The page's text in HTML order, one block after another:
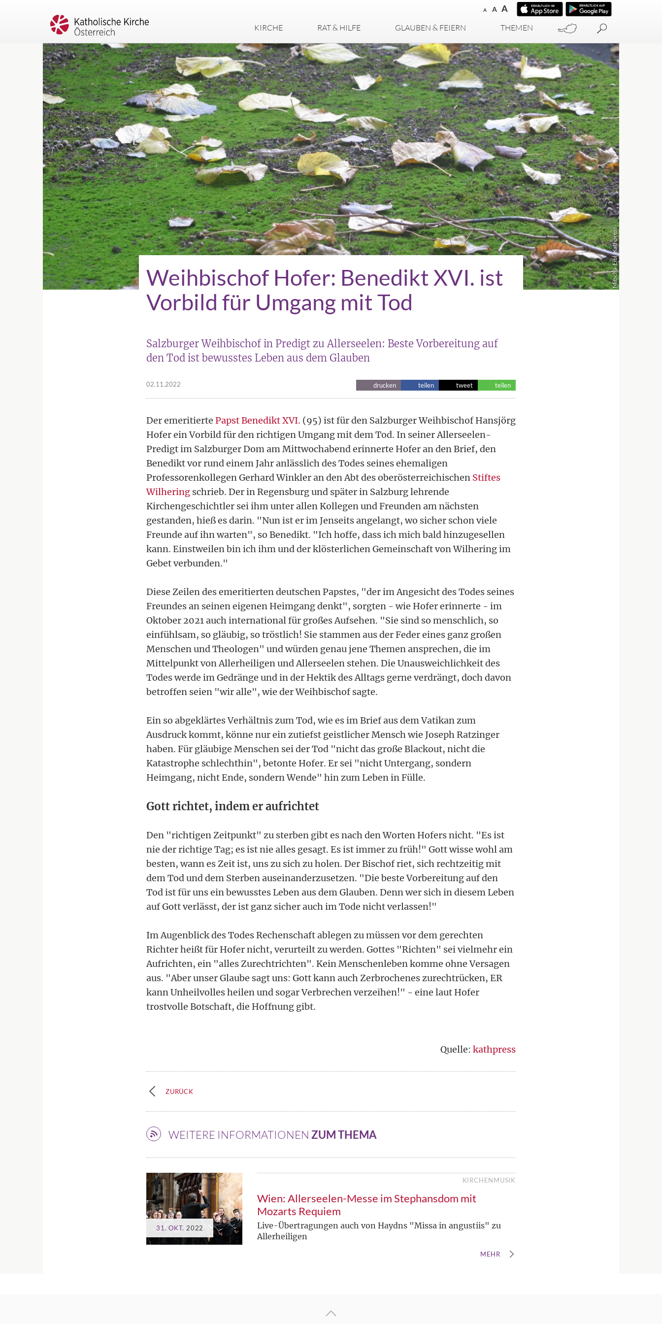
A A A
KIRCHE RAT & HILFE GLAUBEN & FEIERN THEMEN
Mitscha-Eibl, Kathpress
Weihbischof Hofer: Benedikt XVI. ist
Vorbild für Umgang mit Tod
Salzburger Weihbischof in Predigt zu Allerseelen: Beste Vorbereitung auf
den Tod ist bewusstes Leben aus dem Glauben
02.11.2022 drucken teilen tweet teilen
Der emeritierte Papst Benedikt XVI. (95) ist für den Salzburger Weihbischof Hansjörg
Hofer ein Vorbild für den richtigen Umgang mit dem Tod. In seiner Allerseelen-
Predigt im Salzburger Dom am Mittwochabend erinnerte Hofer an den Brief, den
Benedikt vor rund einem Jahr anlässlich des Todes seines ehemaligen
Professorenkollegen Gerhard Winkler an den Abt des oberösterreichischen Stiftes
Wilhering schrieb. Der in Regensburg und später in Salzburg lehrende
Kirchengeschichtler sei ihm unter allen Kollegen und Freunden am nächsten
gestanden, hieß es darin. "Nun ist er im Jenseits angelangt, wo sicher schon viele
Freunde auf ihn warten", so Benedikt. "Ich hoffe, dass ich mich bald hinzugesellen
kann. Einstweilen bin ich ihm und der klösterlichen Gemeinschaft von Wilhering im
Gebet verbunden."
Diese Zeilen des emeritierten deutschen Papstes, "der im Angesicht des Todes seines
Freundes an seinen eigenen Heimgang denkt", sorgten - wie Hofer erinnerte - im
Oktober 2021 auch international für großes Aufsehen. "Sie sind so menschlich, so
einfühlsam, so gläubig, so tröstlich! Sie stammen aus der Feder eines ganz großen
Menschen und Theologen" und würden genau jene Themen ansprechen, die im
Mittelpunkt von Allerheiligen und Allerseelen stehen. Die Unausweichlichkeit des
Todes werde im Gedränge und in der Hektik des Alltags gerne verdrängt, doch davon
betroffen seien "wir alle", wie der Weihbischof sagte.
Ein so abgeklärtes Verhältnis zum Tod, wie es im Brief aus dem Vatikan zum
Ausdruck kommt, könne nur ein zutiefst geistlicher Mensch wie Joseph Ratzinger
haben. Für gläubige Menschen sei der Tod "nicht das große Blackout, nicht die
Katastrophe schlechthin", betonte Hofer. Er sei "nicht Untergang, sondern
Heimgang, nicht Ende, sondern Wende" hin zum Leben in Fülle.
Gott richtet, indem er aufrichtet
Den "richtigen Zeitpunkt" zu sterben gibt es nach den Worten Hofers nicht. "Es ist
nie der richtige Tag; es ist nie alles gesagt. Es ist immer zu früh!" Gott wisse wohl am
besten, wann es Zeit ist, uns zu sich zu holen. Der Bischof riet, sich rechtzeitig mit
dem Tod und dem Sterben auseinanderzusetzen. "Die beste Vorbereitung auf den
Tod ist für uns ein bewusstes Leben aus dem Glauben. Denn wer sich in diesem Leben
auf Gott verlässt, der ist ganz sicher auch im Tode nicht verlassen!"
Im Augenblick des Todes Rechenschaft ablegen zu müssen vor dem gerechten
Richter heißt für Hofer nicht, verurteilt zu werden. Gottes "Richten" sei vielmehr ein
Aufrichten, ein "alles Zurechtrichten". Kein Menschenleben komme ohne Versagen
aus. "Aber unser Glaube sagt uns: Gott kann auch Zerbrochenes zurechtrücken, ER
kann Unheilvolles heilen und sogar Verbrechen verzeihen!" - eine laut Hofer
trostvolle Botschaft, die Hoffnung gibt.
Quelle: kathpress
ZURÜCK
WEITERE INFORMATIONEN ZUM THEMA
31. OKT. 2022
KIRCHENMUSIK
Wien: Allerseelen-Messe im Stephansdom mit
Mozarts Requiem
Live-Übertragungen auch von Haydns "Missa in angustiis" zu
Allerheiligen
MEHR